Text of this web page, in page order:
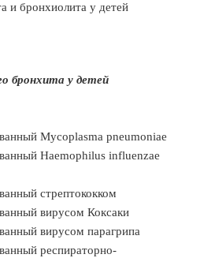
и бронхиолита у детей
бронхита у детей
Mycoplasma pneumoniae
Haemophilus influenzae
стрептококком
вирусом Коксаки
вирусом парагрипа
респираторно-